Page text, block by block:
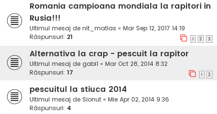
Romania campioana mondiala la rapitori in
Rusia!!!
Ultimul mesaj de nit_matias « Mar Sep 12, 2017 14:19
Răspunsuri: 21 1 2 3
Alternativa la crap - pescuit la rapitor
Ultimul mesaj de gabi1 « Mar Oct 28, 2014 8:32
Răspunsuri: 17 1 2
pescuitul la stiuca 2014
Ultimul mesaj de Sionut « Mie Apr 02, 2014 9:36
Răspunsuri: 4